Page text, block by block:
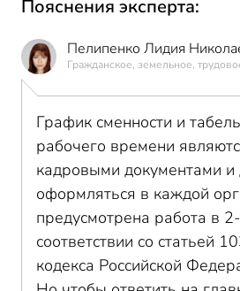
Пояснения эксперта:
Пелипенко Лидия
Гражданское, земельное,
График сменности и
рабочего времени
кадровыми документами
оформляться в каждой
предусмотрена работа в
соответствии со статьей
кодекса Российской